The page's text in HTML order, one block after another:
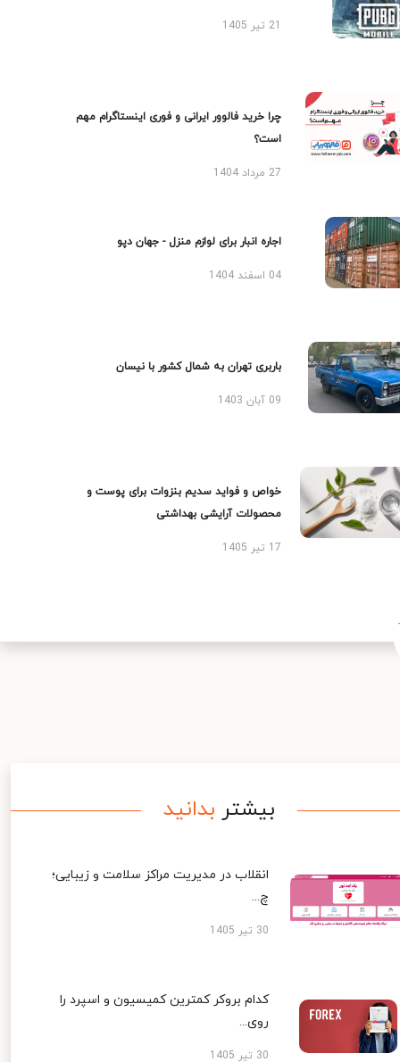
چرا خرید فالوور ایرانی و فوری اینستاگرام مهم
است؟
27 مرداد 1404
اجاره انبار برای لوازم منزل - جهان دپو
04 اسفند 1404
باربری تهران به شمال کشور با نیسان
09 آبان 1403
خواص و فواید سدیم بنزوات برای پوست و
محصولات آرایشی بهداشتی
17 تیر 1405
بیشتر بدانید
انقلاب در مدیریت مراکز سلامت و زیبایی؛
چ...
30 تیر 1405
کدام بروکر کمترین کمیسیون و اسپرد را
روی...
30 تیر 1405